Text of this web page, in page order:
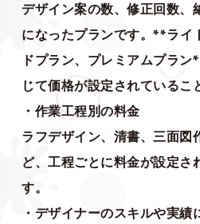
デザイン案の数、修正回数、
になったプランです。**ライ
ドプラン、プレミアムプラ
じて価格が設定されているこ
・作業工程別の料金
ラフデザイン、清書、三面図
ど、工程ごとに料金が設定さ
す。
・デザイナーのスキルや実績